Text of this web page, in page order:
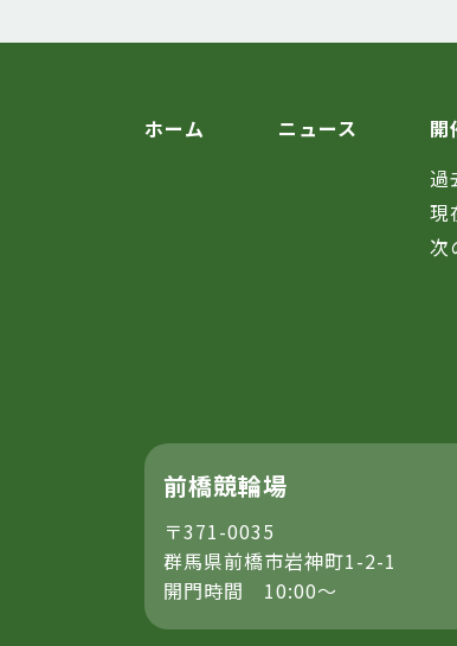
ホーム ニュース
開
過
現
次
前橋競輪場
〒371-0035
群馬県前橋市岩神町1-2-1
開門時間 10:00～